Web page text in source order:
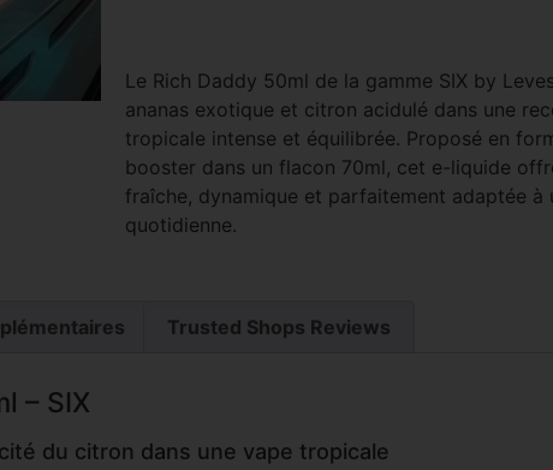
Le Rich Daddy 50ml de la gamme SIX by
ananas exotique et citron acidulé dans une
tropicale intense et équilibrée. Proposé en
booster dans un flacon 70ml, cet e-liquide
fraîche, dynamique et parfaitement adaptée à
quotidienne.
Trusted Shops Reviews
– SIX
du citron dans une vape tropicale